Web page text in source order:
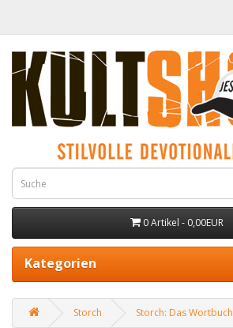
0 Artikel - 0,00EUR
Kategorien
Storch Storch: Das Wortbuch